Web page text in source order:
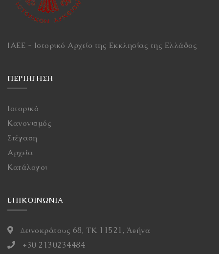
ΙΑΕΕ - Ιστορικό Αρχείο της Εκκλησίας της Ελλάδος
ΠΕΡΙΉΓΗΣΗ
Ιστορικό
Κανονισμός
Στέγαση
Αρχεία
Κατάλογοι
ΕΠΙΚΟΙΝΩΝΙΑ
Δεινοκράτους 68, ΤΚ 11521, Ἀθήνα
+30 2130234484